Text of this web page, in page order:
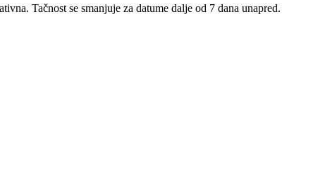
Tačnost se smanjuje za datume dalje od 7 dana unapred.